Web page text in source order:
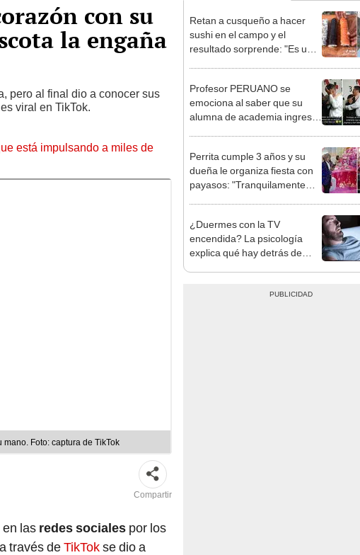
con su
la engaña
pero al final dio a conocer sus
viral en TikTok.
está impulsando a miles de
Foto: captura de TikTok
Compartir
en las redes sociales por los
través deTikTokse dio a
Retan a cusqueño a hacer
sushi en el campo y el
resultado sorprende: "Es un
Profesor PERUANO se
emociona al saber que su
alumna de academia ingresó
Perrita cumple 3 años y su
dueña le organiza fiesta con
payasos: "Tranquilamente
¿Duermes con la TV
encendida? La psicología
explica qué hay detrás de